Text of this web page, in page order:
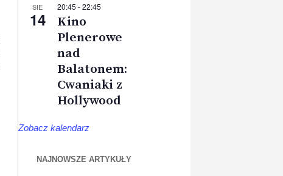
SIE
14
20:45 -22:45
Kino
Plenerowe
nad
Balatonem:
Cwaniaki z
Hollywood
Zobacz kalendarz
NAJNOWSZE ARTYKUŁY